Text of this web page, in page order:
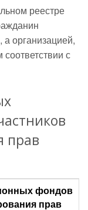
реестре
организацией,
с
прав
фондов
прав